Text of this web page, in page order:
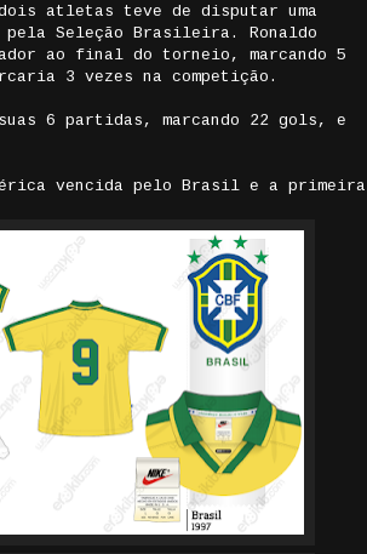
dois atletas teve de disputar uma
Seleção Brasileira. Ronaldo
ao final do torneio, marcando 5
3 vezes na competição.
6 partidas, marcando 22 gols, e
vencida pelo Brasil e a primeira